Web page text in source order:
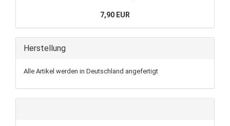
7,90 EUR
Herstellung
Alle Artikel werden in Deutschland angefertigt